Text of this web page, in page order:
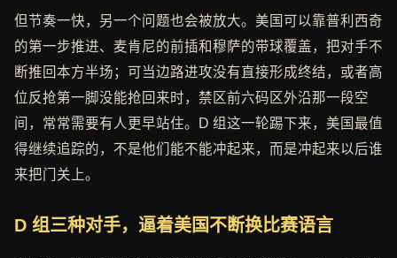
但节奏一快，另一个问题也会被放大。美国可以靠普利西奇
的第一步推进、麦肯尼的前插和穆萨的带球覆盖，把对手不
断推回本方半场；可当边路进攻没有直接形成终结，或者高
位反抢第一脚没能抢回来时，禁区前六码区外沿那一段空
间，常常需要有人更早站住。D 组这一轮踢下来，美国最值
得继续追踪的，不是他们能不能冲起来，而是冲起来以后谁
来把门关上。
D 组三种对手，逼着美国不断换比赛语言